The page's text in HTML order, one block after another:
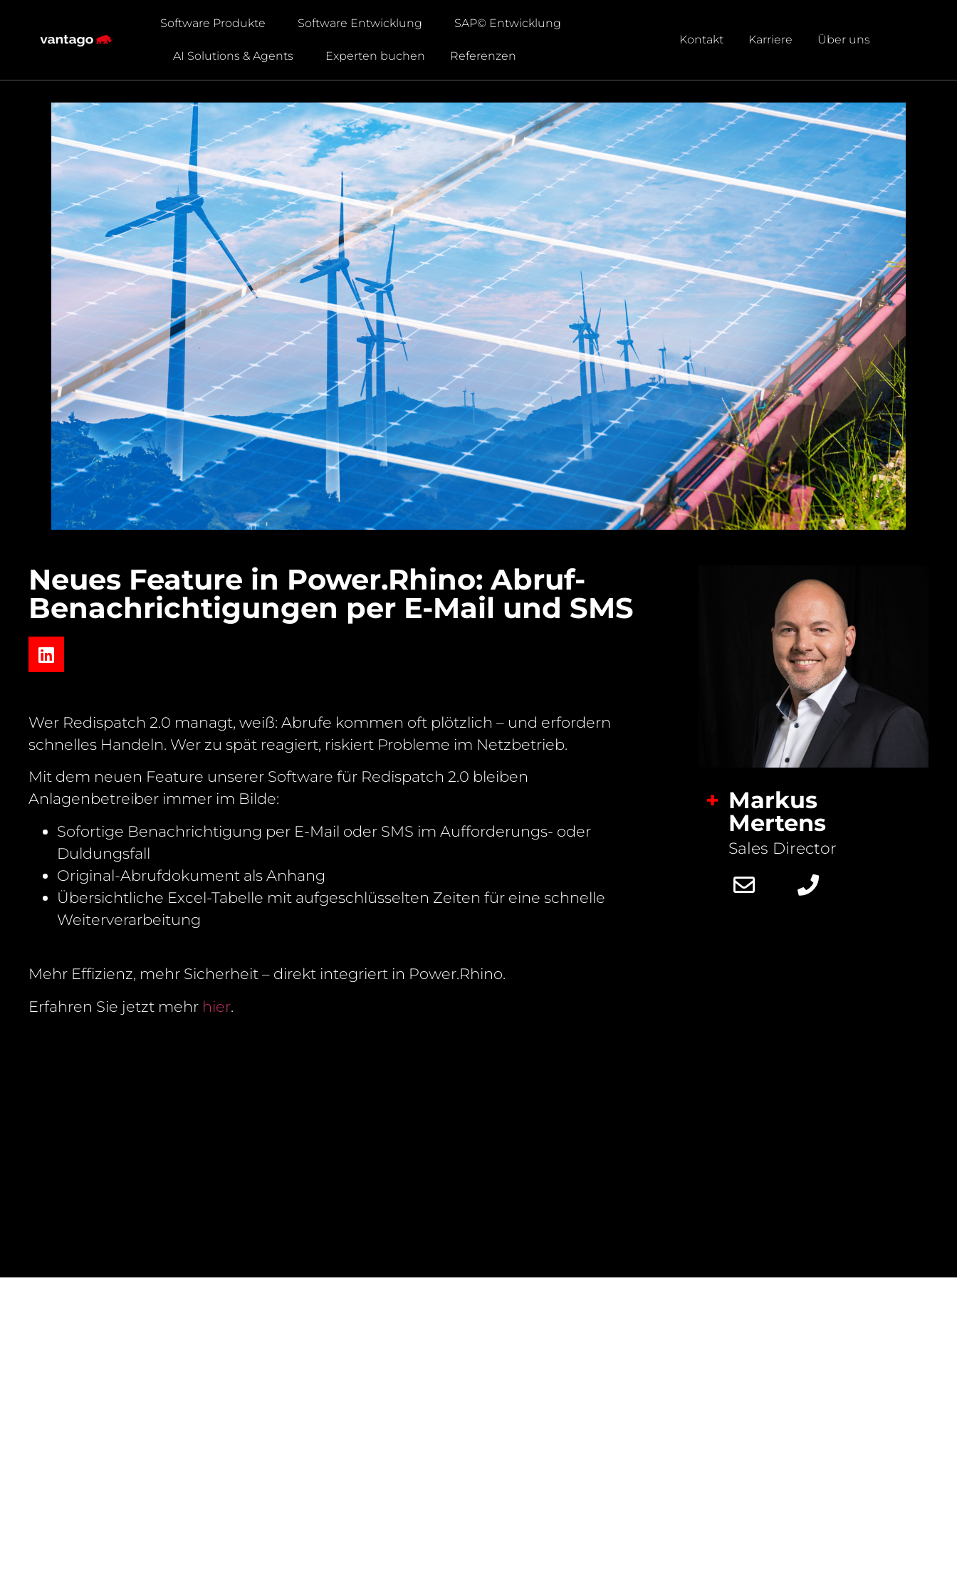
Software Produkte Software Entwicklung SAP© Entwicklung
AI Solutions & Agents Experten buchen Referenzen
Kontakt Karriere Über uns
Neues Feature in Power.Rhino: Abruf-
Benachrichtigungen per E-Mail und SMS
Wer Redispatch 2.0 managt, weiß: Abrufe kommen oft plötzlich – und erfordern
schnelles Handeln. Wer zu spät reagiert, riskiert Probleme im Netzbetrieb.
Mit dem neuen Feature unserer Software für Redispatch 2.0 bleiben
Anlagenbetreiber immer im Bilde:
Sofortige Benachrichtigung per E-Mail oder SMS im Aufforderungs- oder
Duldungsfall
Original-Abrufdokument als Anhang
Übersichtliche Excel-Tabelle mit aufgeschlüsselten Zeiten für eine schnelle
Weiterverarbeitung
Mehr Effizienz, mehr Sicherheit – direkt integriert in Power.Rhino.
Erfahren Sie jetzt mehr hier.
+ Markus
Mertens
Sales Director